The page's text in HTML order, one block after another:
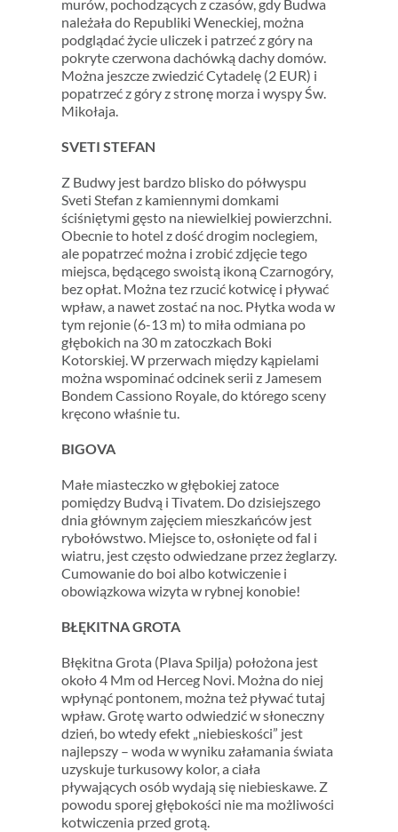
murów, pochodzących z czasów, gdy Budwa
należała do Republiki Weneckiej, można
podglądać życie uliczek i patrzeć z góry na
pokryte czerwona dachówką dachy domów.
Można jeszcze zwiedzić Cytadelę (2 EUR) i
popatrzeć z góry z stronę morza i wyspy Św.
Mikołaja.
SVETI STEFAN
Z Budwy jest bardzo blisko do półwyspu
Sveti Stefan z kamiennymi domkami
ściśniętymi gęsto na niewielkiej powierzchni.
Obecnie to hotel z dość drogim noclegiem,
ale popatrzeć można i zrobić zdjęcie tego
miejsca, będącego swoistą ikoną Czarnogóry,
bez opłat. Można tez rzucić kotwicę i pływać
wpław, a nawet zostać na noc. Płytka woda w
tym rejonie (6-13 m) to miła odmiana po
głębokich na 30 m zatoczkach Boki
Kotorskiej. W przerwach między kąpielami
można wspominać odcinek serii z Jamesem
Bondem Cassiono Royale, do którego sceny
kręcono właśnie tu.
BIGOVA
Małe miasteczko w głębokiej zatoce
pomiędzy Budvą i Tivatem. Do dzisiejszego
dnia głównym zajęciem mieszkańców jest
rybołówstwo. Miejsce to, osłonięte od fal i
wiatru, jest często odwiedzane przez żeglarzy.
Cumowanie do boi albo kotwiczenie i
obowiązkowa wizyta w rybnej konobie!
BŁĘKITNA GROTA
Błękitna Grota (Plava Spilja) położona jest
około 4 Mm od Herceg Novi. Można do niej
wpłynąć pontonem, można też pływać tutaj
wpław. Grotę warto odwiedzić w słoneczny
dzień, bo wtedy efekt „niebieskości” jest
najlepszy – woda w wyniku załamania świata
uzyskuje turkusowy kolor, a ciała
pływających osób wydają się niebieskawe. Z
powodu sporej głębokości nie ma możliwości
kotwiczenia przed grotą.